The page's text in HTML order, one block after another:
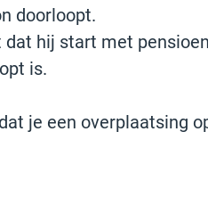
doorloopt.
hij start met
is.
je een overplaatsing